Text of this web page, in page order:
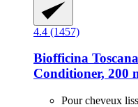
4.4 (1457)
Biofficina Toscana
Conditioner, 200
Pour cheveux